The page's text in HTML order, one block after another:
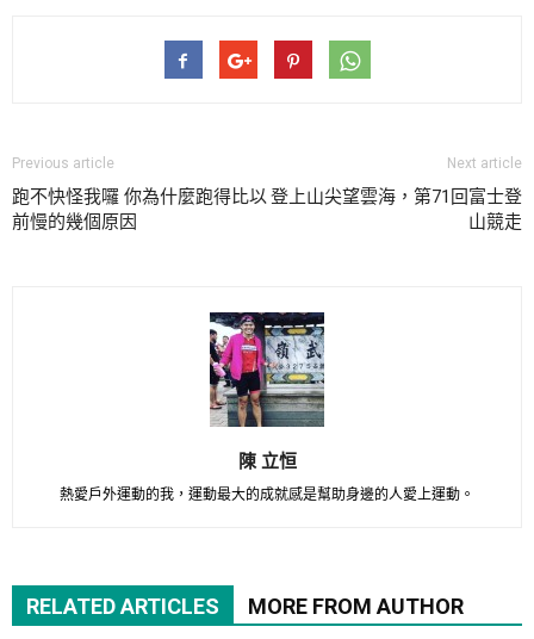
Previous article
跑不快怪我囉 你為什麼跑得比以
前慢的幾個原因
Next article
登上山尖望雲海，第71回富士登
山競走
陳 立恒
熱愛戶外運動的我，運動最大的成就感是幫助身邊的人愛上運動。
RELATED ARTICLES MORE FROM AUTHOR